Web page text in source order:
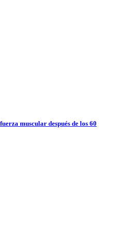
muscular después de los 60